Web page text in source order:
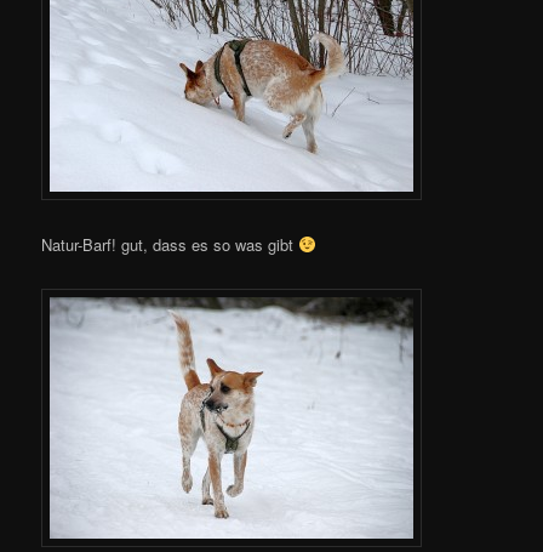
Natur-Barf! gut, dass es so was gibt